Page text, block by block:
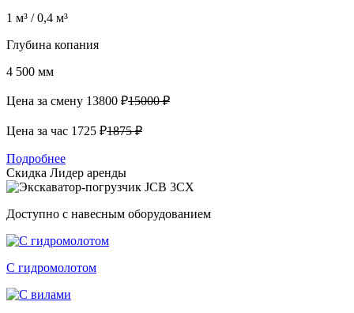
1 м³ / 0,4 м³
Глубина копания
4 500 мм
Цена за смену 13800 ₽15000 ₽
Цена за час 1725 ₽1875 ₽
Подробнее
Скидка Лидер аренды
Доступно с навесным оборудованием
С гидромолотом